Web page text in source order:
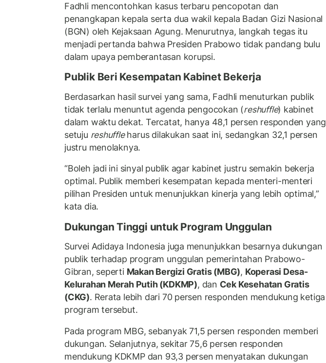
Fadhli mencontohkan kasus terbaru pencopotan dan
penangkapan kepala serta dua wakil kepala Badan Gizi Nasional
(BGN) oleh Kejaksaan Agung. Menurutnya, langkah tegas itu
menjadi pertanda bahwa Presiden Prabowo tidak pandang bulu
dalam upaya pemberantasan korupsi.
Publik Beri Kesempatan Kabinet Bekerja
Berdasarkan hasil survei yang sama, Fadhli menuturkan publik
tidak terlalu menuntut agenda pengocokan (reshuffle) kabinet
dalam waktu dekat. Tercatat, hanya 48,1 persen responden yang
setuju reshuffleharus dilakukan saat ini, sedangkan 32,1 persen
justru menolaknya.
“Boleh jadi ini sinyal publik agar kabinet justru semakin bekerja
optimal. Publik memberi kesempatan kepada menteri-menteri
pilihan Presiden untuk menunjukkan kinerja yang lebih optimal,”
kata dia.
Dukungan Tinggi untuk Program Unggulan
Survei Adidaya Indonesia juga menunjukkan besarnya dukungan
publik terhadap program unggulan pemerintahan Prabowo-
Gibran, seperti Makan Bergizi Gratis (MBG), Koperasi Desa-
Kelurahan Merah Putih (KDKMP), dan Cek Kesehatan Gratis
(CKG). Rerata lebih dari 70 persen responden mendukung ketiga
program tersebut.
Pada program MBG, sebanyak 71,5 persen responden memberi
dukungan. Selanjutnya, sekitar 75,6 persen responden
mendukung KDKMP dan 93,3 persen menyatakan dukungan